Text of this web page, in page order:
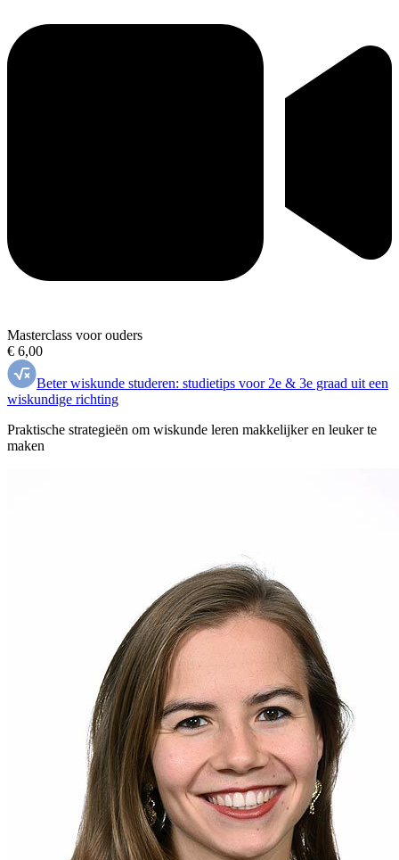
Masterclass voor ouders
€ 6,00
Beter wiskunde studeren: studietips voor 2e & 3e graad uit een
wiskundige richting
Praktische strategieën om wiskunde leren makkelijker en leuker te
maken